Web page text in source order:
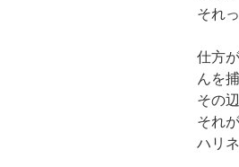
それ
仕方
んを
その
それ
ハリ